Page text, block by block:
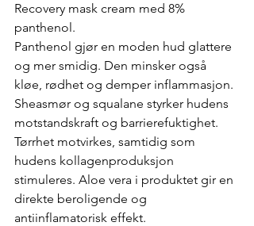
Recovery mask cream med 8%
panthenol.
Panthenol gjør en moden hud glattere
og mer smidig. Den minsker også
kløe, rødhet og demper inflammasjon.
Sheasmør og squalane styrker hudens
motstandskraft og barrierefuktighet.
Tørrhet motvirkes, samtidig som
hudens kollagenproduksjon
stimuleres. Aloe vera i produktet gir en
direkte beroligende og
antiinflamatorisk effekt.